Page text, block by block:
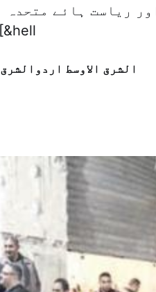
ریاست ہائے متحدہ
گرد تنظیموں کی [&hell
الشرق الاوسط